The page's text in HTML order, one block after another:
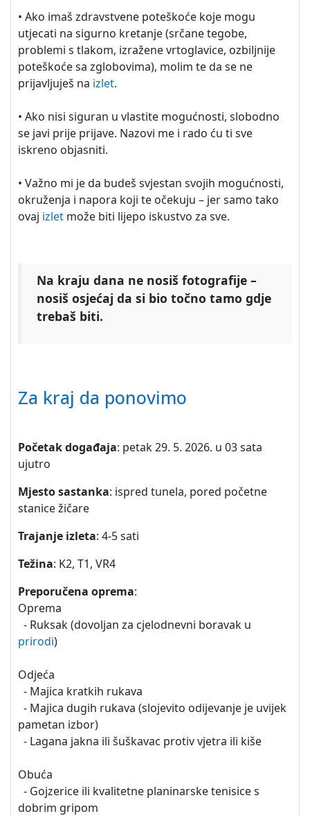
• Ako imaš zdravstvene poteškoće koje mogu
utjecati na sigurno kretanje (srčane tegobe,
problemi s tlakom, izražene vrtoglavice, ozbiljnije
poteškoće sa zglobovima), molim te da se ne
prijavljuješ na izlet.
• Ako nisi siguran u vlastite mogućnosti, slobodno
se javi prije prijave. Nazovi me i rado ću ti sve
iskreno objasniti.
• Važno mi je da budeš svjestan svojih mogućnosti,
okruženja i napora koji te očekuju – jer samo tako
ovaj izlet može biti lijepo iskustvo za sve.
Na kraju dana ne nosiš fotografije –
nosiš osjećaj da si bio točno tamo gdje
trebaš biti.
Za kraj da ponovimo
Početak događaja: petak 29. 5. 2026. u 03 sata
ujutro
Mjesto sastanka: ispred tunela, pored početne
stanice žičare
Trajanje izleta: 4-5 sati
Težina: K2, T1, VR4
Preporučena oprema:
Oprema
- Ruksak (dovoljan za cjelodnevni boravak u
prirodi)
Odjeća
- Majica kratkih rukava
- Majica dugih rukava (slojevito odijevanje je uvijek
pametan izbor)
- Lagana jakna ili šuškavac protiv vjetra ili kiše
Obuća
- Gojzerice ili kvalitetne planinarske tenisice s
dobrim gripom